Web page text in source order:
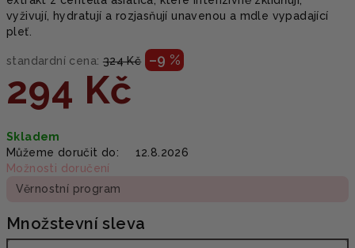
vyživují, hydratují a rozjasňují unavenou a mdle vypadající
pleť.
standardní cena: 324 Kč –9 %
294 Kč
cena:
Skladem
Můžeme doručit do:
12.8.2026
Možnosti doručení
Věrnostní program
Množstevní sleva